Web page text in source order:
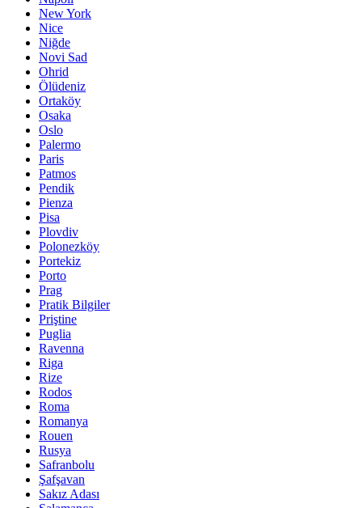
New York
Nice
Niğde
Novi Sad
Ohrid
Ölüdeniz
Ortaköy
Osaka
Oslo
Palermo
Paris
Patmos
Pendik
Pienza
Pisa
Plovdiv
Polonezköy
Portekiz
Porto
Prag
Pratik Bilgiler
Priştine
Puglia
Ravenna
Riga
Rize
Rodos
Roma
Romanya
Rouen
Rusya
Safranbolu
Şafşavan
Sakız Adası